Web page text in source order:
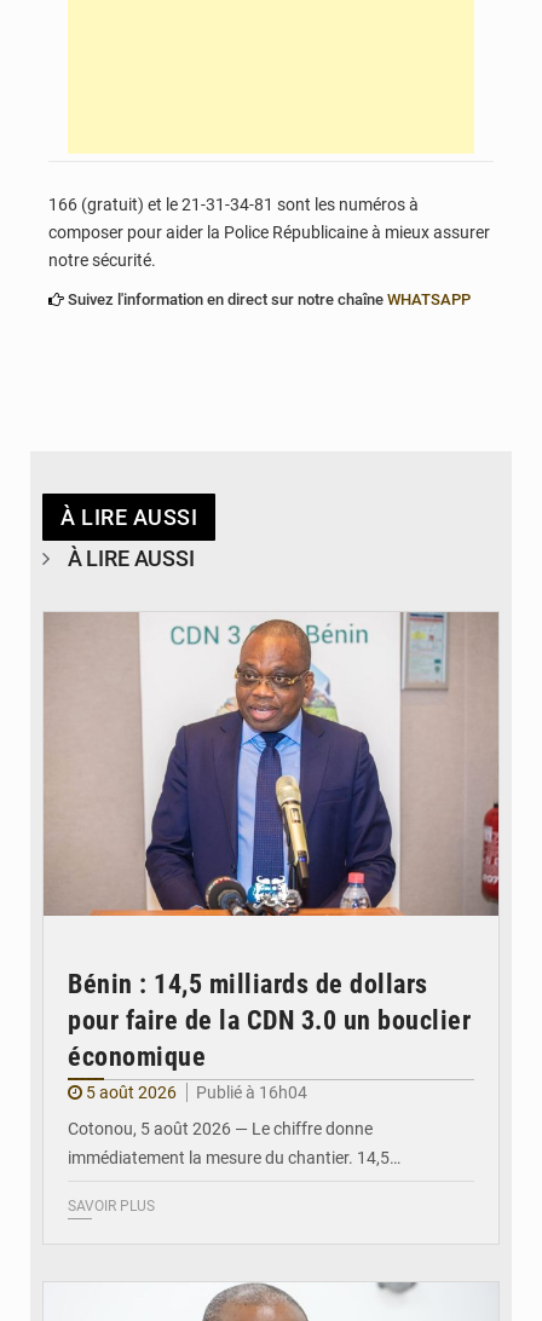
166 (gratuit) et le 21-31-34-81 sont les numéros à
composer pour aider la Police Républicaine à mieux assurer
notre sécurité.
Suivez l'information en direct sur notre chaîne WHATSAPP
À LIRE AUSSI
À LIRE AUSSI
Bénin : 14,5 milliards de dollars
pour faire de la CDN 3.0 un bouclier
économique
5 août 2026
Publié à 16h04
Cotonou, 5 août 2026 — Le chiffre donne
immédiatement la mesure du chantier. 14,5…
SAVOIR PLUS